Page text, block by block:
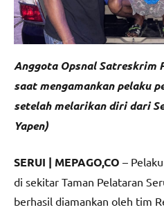
Anggota Opsnal Satreskrim
saat mengamankan pelaku
setelah melarikan diri dari
Yapen)
SERUI | MEPAGO,CO –
di sekitar Taman Pelataran
berhasil diamankan oleh tim